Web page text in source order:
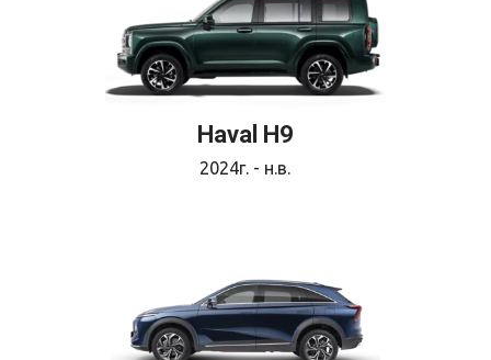
Haval H9
2024г. - н.в.